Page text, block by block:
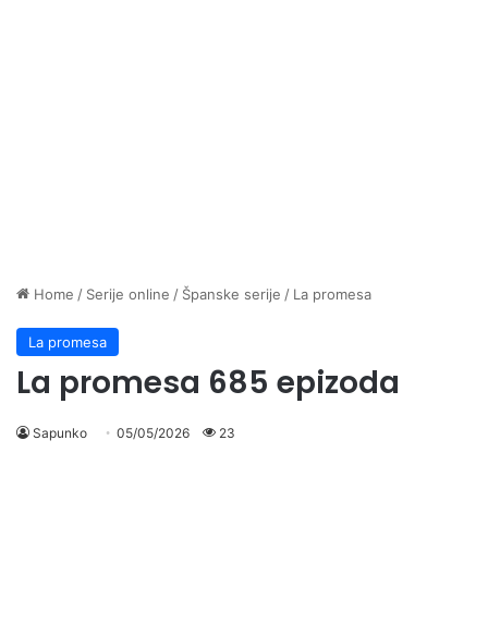
Home / Serije online / Španske serije / La promesa
La promesa
La promesa 685 epizoda
Sapunko 05/05/2026 23